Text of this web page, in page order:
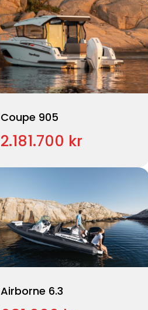
Coupe 905
2.181.700 kr
Airborne 6.3